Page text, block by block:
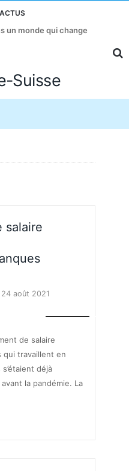
un monde qui change
salaire
24 août 2021
de salaire
qui travaillent en
déjà
la pandémie. La